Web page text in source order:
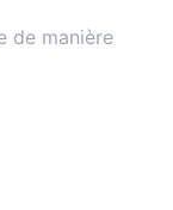
de manière